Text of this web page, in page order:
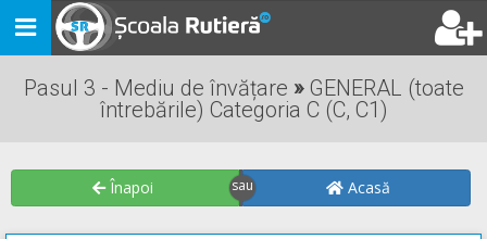
Toggle
navigation
Pasul 3 - Mediu de învățare »GENERAL (toate
întrebările) Categoria C (C, C1)
Înapoi Acasă